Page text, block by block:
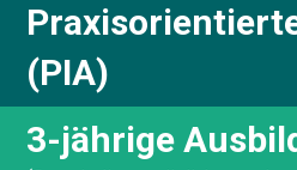
(PIA)
3-jährige